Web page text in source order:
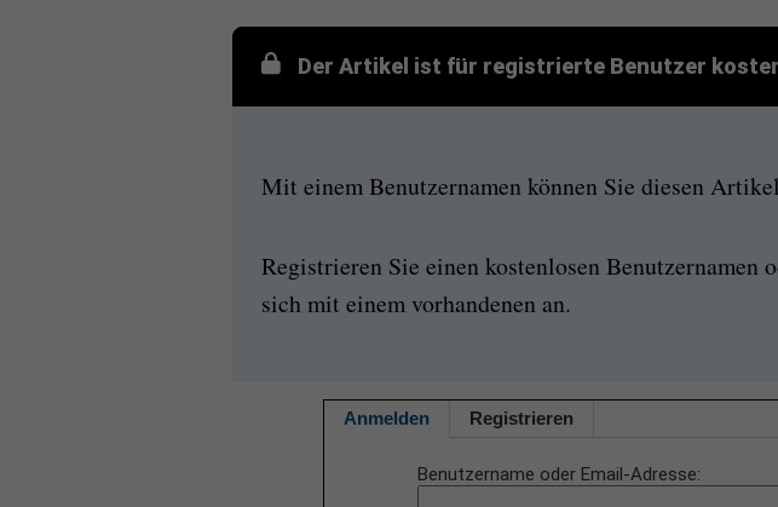
Der Artikel ist für registrierte Benutzer
Mit einem Benutzernamen können Sie diesen
Registrieren Sie einen kostenlosen Benutzernamen
sich mit einem vorhandenen an.
Anmelden Registrieren
Benutzername oder Email-Adresse